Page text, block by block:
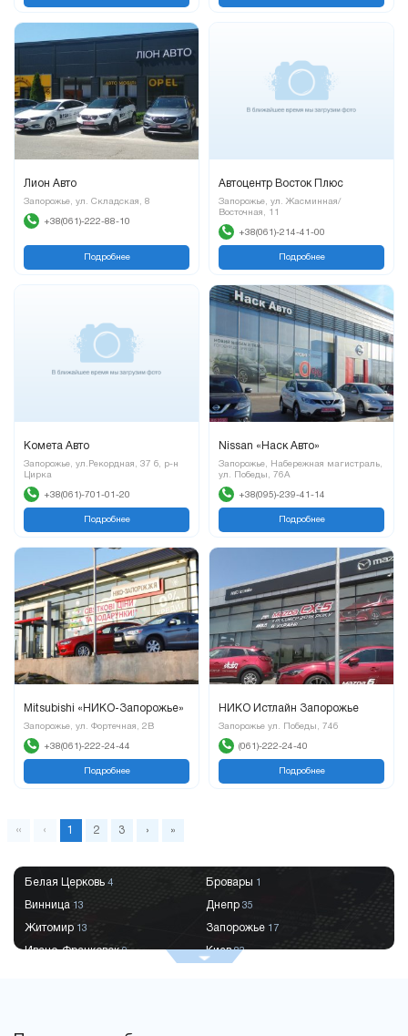
Лион Авто
Запорожье, ул. Складская, 8
+38(061)-222-88-10
Подробнее
Автоцентр Восток Плюс
Запорожье, ул. Жасминная/
Восточная, 11
+38(061)-214-41-00
Подробнее
Комета Авто
Запорожье, ул.Рекордная, 37 б, р-н
Цирка
+38(061)-701-01-20
Подробнее
Nissan «Наск Авто»
Запорожье, Набережная магистраль,
ул. Победы, 76А
+38(095)-239-41-14
Подробнее
Mitsubishi «НИКО-Запорожье»
Запорожье, ул. Фортечная, 2В
+38(061)-222-24-44
Подробнее
НИКО Истлайн Запорожье
Запорожье ул. Победы, 74б
(061)-222-24-40
Подробнее
« ‹ 1 2 3 › »
Белая Церковь 4 Бровары 1
Винница 13 Днепр 35
Житомир 13 Запорожье 17
Ивано-Франковск9 Киев83